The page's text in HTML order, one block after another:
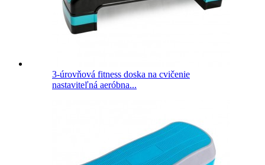
3-úrovňová fitness doska na cvičenie
nastaviteľná aeróbna...